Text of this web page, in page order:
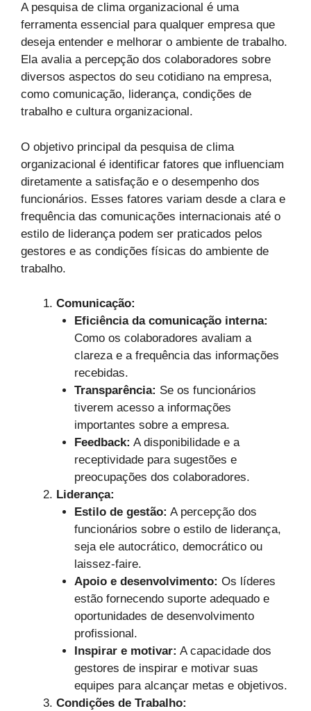
A pesquisa de clima organizacional é uma
ferramenta essencial para qualquer empresa que
deseja entender e melhorar o ambiente de trabalho.
Ela avalia a percepção dos colaboradores sobre
diversos aspectos do seu cotidiano na empresa,
como comunicação, liderança, condições de
trabalho e cultura organizacional.
O objetivo principal da pesquisa de clima
organizacional é identificar fatores que influenciam
diretamente a satisfação e o desempenho dos
funcionários. Esses fatores variam desde a clara e
frequência das comunicações internacionais até o
estilo de liderança podem ser praticados pelos
gestores e as condições físicas do ambiente de
trabalho.
Comunicação:
Eficiência da comunicação interna:
Como os colaboradores avaliam a
clareza e a frequência das informações
recebidas.
Transparência: Se os funcionários
tiverem acesso a informações
importantes sobre a empresa.
Feedback: A disponibilidade e a
receptividade para sugestões e
preocupações dos colaboradores.
Liderança:
Estilo de gestão: A percepção dos
funcionários sobre o estilo de liderança,
seja ele autocrático, democrático ou
laissez-faire.
Apoio e desenvolvimento: Os líderes
estão fornecendo suporte adequado e
oportunidades de desenvolvimento
profissional.
Inspirar e motivar: A capacidade dos
gestores de inspirar e motivar suas
equipes para alcançar metas e objetivos.
Condições de Trabalho: